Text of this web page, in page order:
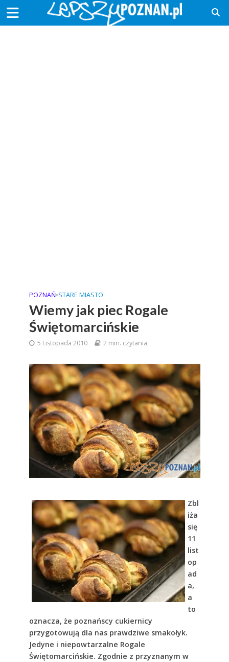
POZNAŃ•STARE MIASTO
Wiemy jak piec Rogale
Świętomarcińskie
5 Listopada 2010 2 min. czytania
Zbl
iża
się
11
list
op
ad
a,
a
to
oznacza, że poznańscy cukiernicy
przygotowują dla nas prawdziwe smakołyk.
Jedyne i niepowtarzalne Rogale
Świętomarcińskie. Zgodnie z przyznanym w